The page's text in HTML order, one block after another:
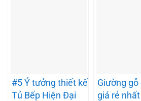
#5 Ý tưởng thiết kế
Tủ Bếp Hiện Đại
Giường gỗ
giá rẻ